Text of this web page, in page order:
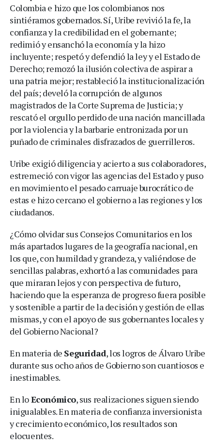
Colombia e hizo que los colombianos nos
sintiéramos gobernados. Sí, Uribe revivió la fe, la
confianza y la credibilidad en el gobernante;
redimió y ensanchó la economía y la hizo
incluyente; respetó y defendió la ley y el Estado de
Derecho; remozó la ilusión colectiva de aspirar a
una patria mejor; restableció la institucionalización
del país; develó la corrupción de algunos
magistrados de la Corte Suprema de Justicia; y
rescató el orgullo perdido de una nación mancillada
por la violencia y la barbarie entronizada por un
puñado de criminales disfrazados de guerrilleros.
Uribe exigió diligencia y acierto a sus colaboradores,
estremeció con vigor las agencias del Estado y puso
en movimiento el pesado carruaje burocrático de
estas e hizo cercano el gobierno a las regiones y los
ciudadanos.
¿Cómo olvidar sus Consejos Comunitarios en los
más apartados lugares de la geografía nacional, en
los que, con humildad y grandeza, y valiéndose de
sencillas palabras, exhortó a las comunidades para
que miraran lejos y con perspectiva de futuro,
haciendo que la esperanza de progreso fuera posible
y sostenible a partir de la decisión y gestión de ellas
mismas, y con el apoyo de sus gobernantes locales y
del Gobierno Nacional?
En materia de Seguridad, los logros de Álvaro Uribe
durante sus ocho años de Gobierno son cuantiosos e
inestimables.
En loEconómico, sus realizaciones siguen siendo
inigualables. En materia de confianza inversionista
y crecimiento económico, los resultados son
elocuentes.